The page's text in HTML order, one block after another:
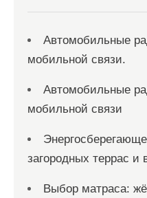
Автомобильные
мобильной связи.
Автомобильные
мобильной связи
загородных террас и
Выбор матраса: